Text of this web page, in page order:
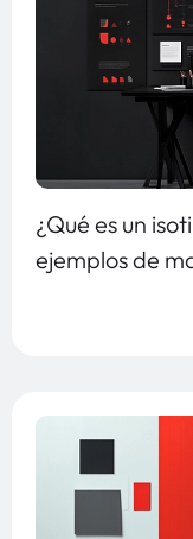
¿Qué es un
ejemplos de